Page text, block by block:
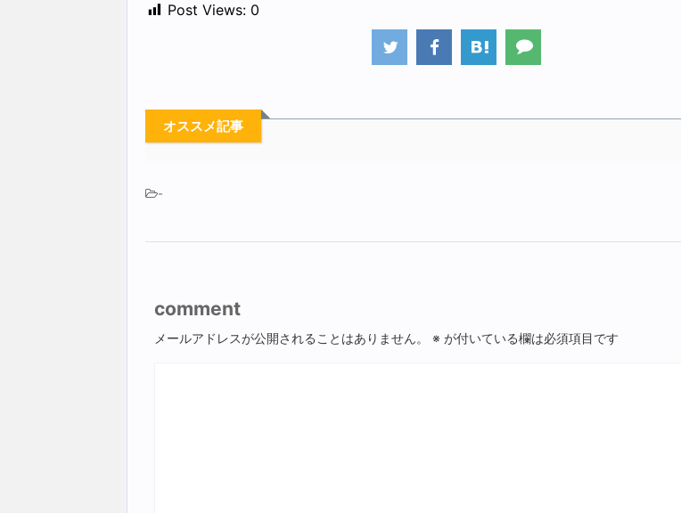
Post Views: 0
オススメ記事
-
comment
メールアドレスが公開されることはありません。 ※ が付いている欄は必須項目です